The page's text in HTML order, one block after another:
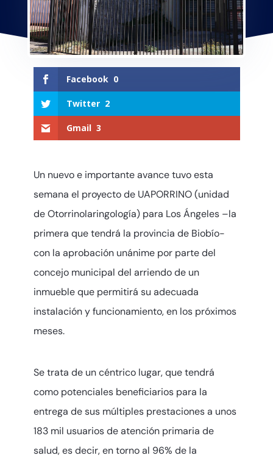
Facebook 0
Twitter 2
Gmail 3
Un nuevo e importante avance tuvo esta
semana el proyecto de UAPORRINO (unidad
de Otorrinolaringología) para Los Ángeles –la
primera que tendrá la provincia de Biobío-
con la aprobación unánime por parte del
concejo municipal del arriendo de un
inmueble que permitirá su adecuada
instalación y funcionamiento, en los próximos
meses.
Se trata de un céntrico lugar, que tendrá
como potenciales beneficiarios para la
entrega de sus múltiples prestaciones a unos
183 mil usuarios de atención primaria de
salud, es decir, en torno al 96% de la